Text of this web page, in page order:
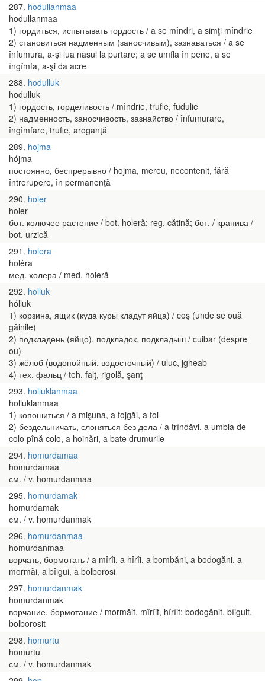
287 hodullanmaa
hodullanmaa
1) гордиться, испытывать гордость / a se mîndri, a simţi mîndrie
2) становиться надменным (заносчивым), зазнаваться / a se
înfumura, a-şi lua nasul la purtare; a se umfla în pene, a se
îngîmfa, a-şi da acre
288 hodulluk
hodulluk
1) гордость, горделивость / mîndrie, trufie, fudulie
2) надменность, заносчивость, зазнайство / înfumurare,
îngîmfare, trufie, aroganţă
289 hojma
hójma
постоянно, беспрерывно / hojma, mereu, necontenit, fără
întrerupere, în permanenţă
290 holer
holer
бот. колючее растение / bot. holeră; reg. cătină; бот. / крапива /
bot. urzică
291 holera
holéra
мед. холера / med. holeră
292 holluk
hólluk
1) корзина, ящик (куда куры кладут яйца) / coş (unde se ouă
găinile)
2) подкладень (яйцо), подкладок, подкладыш / cuibar (despre
ou)
3) жёлоб (водопойный, водосточный) / uluc, jgheab
4) тех. фальц / teh. falţ, rigolă, şanţ
293 holluklanmaa
holluklanmaa
1) копошиться / a mişuna, a fojgăi, a foi
2) бездельничать, слоняться без дела / a trîndăvi, a umbla de
colo pînă colo, a hoinări, a bate drumurile
294 homurdamaa
homurdamaa
см. / v. homurdanmaa
295 homurdamak
homurdamak
см. / v. homurdanmak
296 homurdanmaa
homurdanmaa
ворчать, бормотать / a mîrîi, a hîrîi, a bombăni, a bodogăni, a
mormăi, a bîigui, a bolborosi
297 homurdanmak
homurdanmak
ворчание, бормотание / mormăit, mîrîit, hîrîit; bodogănit, bîiguit,
bolborosit
298 homurtu
homurtu
см. / v. homurdanmak